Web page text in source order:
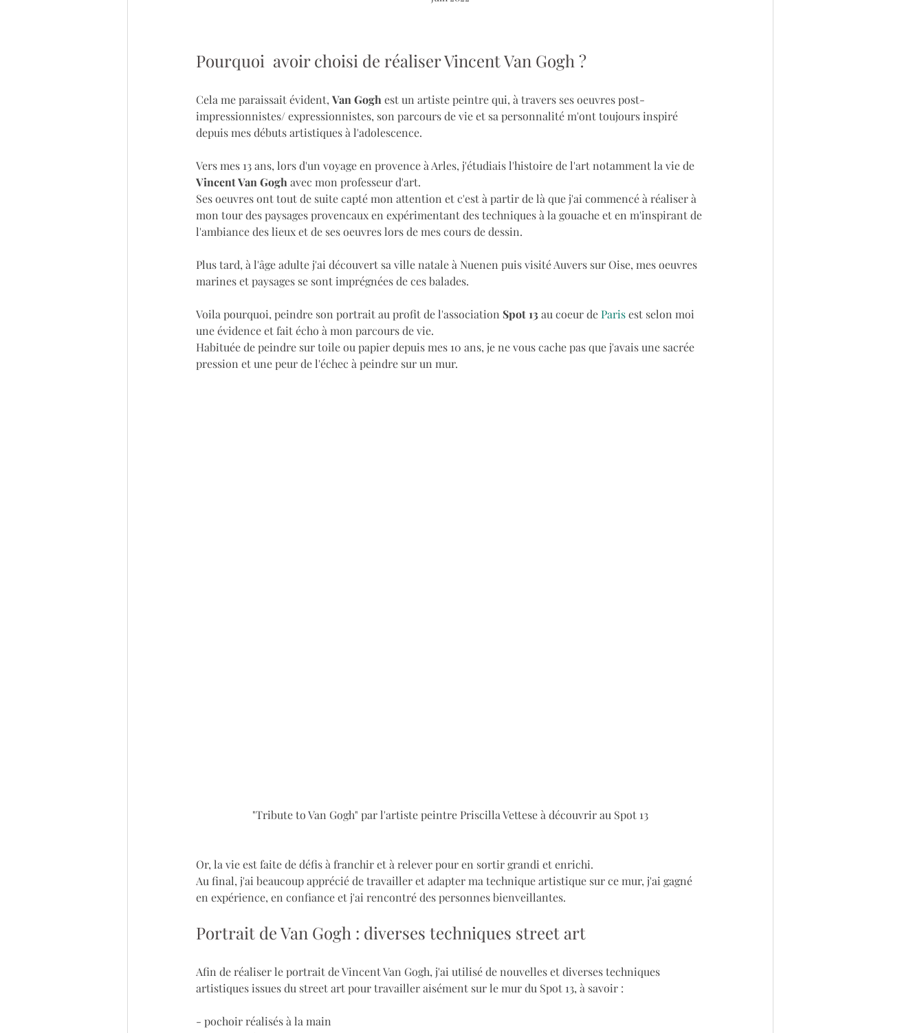
Pourquoi  avoir choisi de réaliser Vincent Van Gogh ?
Cela me paraissait évident, Van Gogh est un artiste peintre qui, à travers ses oeuvres post-
impressionnistes/ expressionnistes, son parcours de vie et sa personnalité m'ont toujours inspiré
depuis mes débuts artistiques à l'adolescence.
Vers mes 13 ans, lors d'un voyage en provence à Arles, j'étudiais l'histoire de l'art notamment la vie de
Vincent Van Gogh avec mon professeur d'art.
Ses oeuvres ont tout de suite capté mon attention et c'est à partir de là que j'ai commencé à réaliser à
mon tour des paysages provencaux en expérimentant des techniques à la gouache et en m'inspirant de
l'ambiance des lieux et de ses oeuvres lors de mes cours de dessin.
Plus tard, à l'âge adulte j'ai découvert sa ville natale à Nuenen puis visité Auvers sur Oise, mes oeuvres
marines et paysages se sont imprégnées de ces balades.
Voila pourquoi, peindre son portrait au profit de l'association Spot 13 au coeur de Paris est selon moi
une évidence et fait écho à mon parcours de vie.
Habituée de peindre sur toile ou papier depuis mes 10 ans, je ne vous cache pas que j'avais une sacrée
pression et une peur de l'échec à peindre sur un mur.
"Tribute to Van Gogh" par l'artiste peintre Priscilla Vettese à découvrir au Spot 13
Or, la vie est faite de défis à franchir et à relever pour en sortir grandi et enrichi.
Au final, j'ai beaucoup apprécié de travailler et adapter ma technique artistique sur ce mur, j'ai gagné
en expérience, en confiance et j'ai rencontré des personnes bienveillantes.
Portrait de Van Gogh : diverses techniques street art
Afin de réaliser le portrait de Vincent Van Gogh, j'ai utilisé de nouvelles et diverses techniques
artistiques issues du street art pour travailler aisément sur le mur du Spot 13, à savoir :
- pochoir réalisés à la main